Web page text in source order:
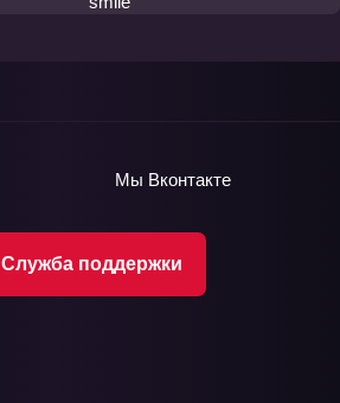
Служба поддержки
Мы Вконтакте